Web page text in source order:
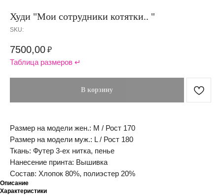
Худи "Мои сотрудники котятки.. "
SKU:
7500,00 ₽
Таблица размеров ↵
В корзину
Размер на модели жен.: М / Рост 170
Размер на модели муж.: L / Рост 180
Ткань: Футер 3-ех нитка, пенье
Нанесение принта: Вышивка
Состав: Хлопок 80%, полиэстер 20%
Описание
Характеристики